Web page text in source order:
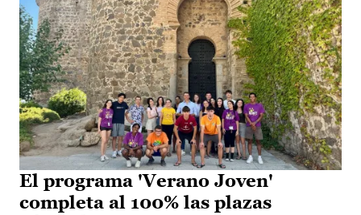
El programa 'Verano Joven'
completa al 100% las plazas